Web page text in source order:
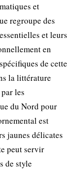
et
regroupe des
et leurs
en
de cette
la littérature
les
du Nord pour
est
jaunes délicates
peut servir
de style